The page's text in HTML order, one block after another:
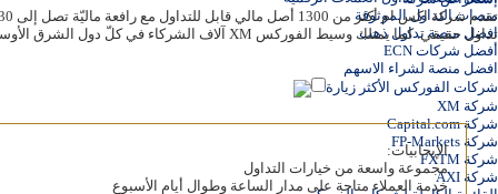
منصات التداول الموثوقة
افضل منصة تداول ذهب
أفضل شركات ECN
افضل منصة لشراء الاسهم
شركات الفوركس الأكثر زيارة
شركة XM
شركة Capital.com
شركة FP-Markets
شركة FXTM
شركة AXI
تداول حقيقي. كما يمتلك وسيط الفوركس XM آلاف الشركاء في كلّ دول الشرق الأوسط الذين يحيلون إليه العملاء الجدد. ويجعل ذلك إمكانيّة معرفة ما إذا كانت هذه الشركة موثوقة أسهل بكثير من خلال التكلّم مع آلاف العملاء التابعين لها.
الإيجابيات:
مجموعة واسعة من خيارات التداول
خدمة العملاء متاحة على مدار الساعة وطوال أيام الأسبوع